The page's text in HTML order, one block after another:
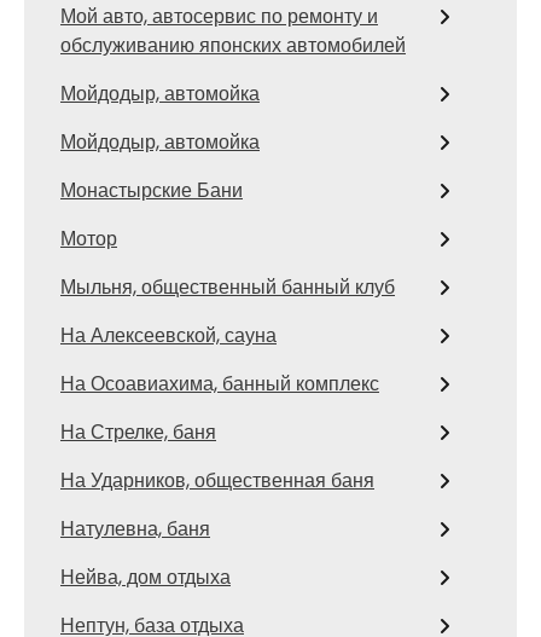
Мой авто, автосервис по ремонту и
обслуживанию японских автомобилей
Мойдодыр, автомойка
Мойдодыр, автомойка
Монастырские Бани
Мотор
Мыльня, общественный банный клуб
На Алексеевской, сауна
На Осоавиахима, банный комплекс
На Стрелке, баня
На Ударников, общественная баня
Натулевна, баня
Нейва, дом отдыха
Нептун, база отдыха